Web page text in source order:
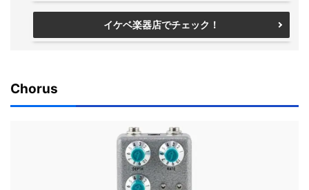
イケベ楽器店でチェック！
Chorus